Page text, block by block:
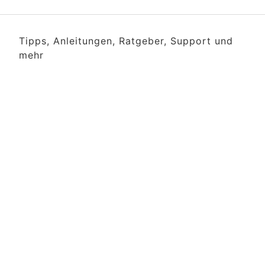
Tipps, Anleitungen, Ratgeber, Support und
mehr